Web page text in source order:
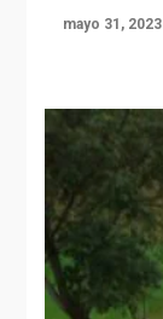
mayo 31, 2023